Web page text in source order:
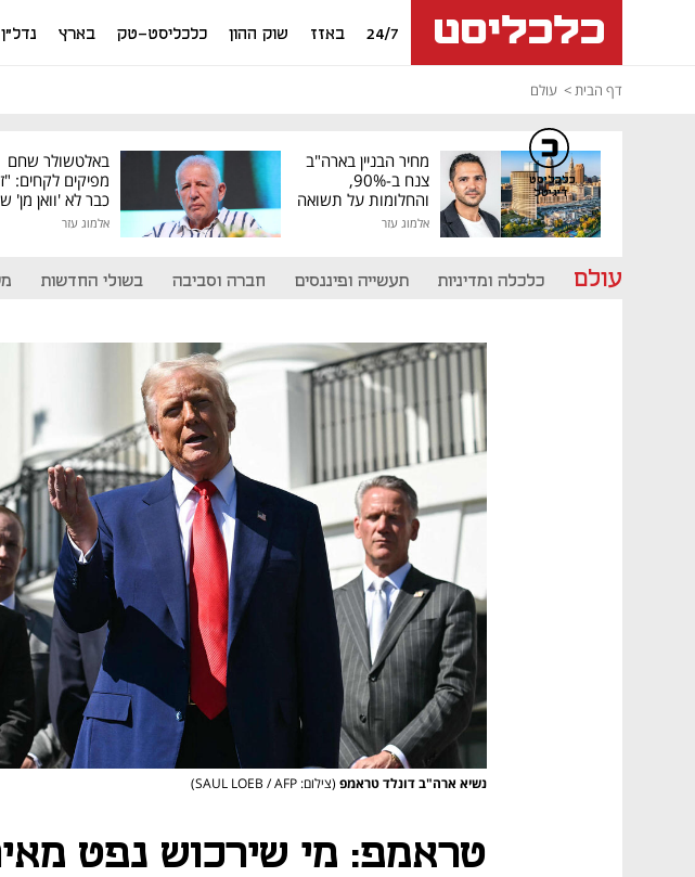
24/7 באזז שוק ההון כלכליסט-טק בארץ נדל"ן
דף הבית עולם
מחיר הבניין בארה"ב
צנח ב-90%,
והחלומות על תשואה
גבוהה התנפצו
אלמוג עזר
באלטשולר שחם
מפיקים לקחים:
כבר לא 'וואן מן'
של גילעד"
אלמוג עזר
עולם כלכלה ומדיניות תעשייה ופיננסים חברה וסביבה בשולי החדשות
נשיא ארה"ב דונלד טראמפ (צילום: SAUL LOEB / AFP)
כלכליסט
דיגיטל
טראמפ: מי שירכוש נפט